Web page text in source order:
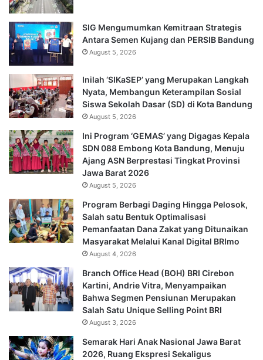
SIG Mengumumkan Kemitraan Strategis
Antara Semen Kujang dan PERSIB Bandung
August 5, 2026
Inilah ‘SIKaSEP’ yang Merupakan Langkah
Nyata, Membangun Keterampilan Sosial
Siswa Sekolah Dasar (SD) di Kota Bandung
August 5, 2026
Ini Program ‘GEMAS’ yang Digagas Kepala
SDN 088 Embong Kota Bandung, Menuju
Ajang ASN Berprestasi Tingkat Provinsi
Jawa Barat 2026
August 5, 2026
Program Berbagi Daging Hingga Pelosok,
Salah satu Bentuk Optimalisasi
Pemanfaatan Dana Zakat yang Ditunaikan
Masyarakat Melalui Kanal Digital BRImo
August 4, 2026
Branch Office Head (BOH) BRI Cirebon
Kartini, Andrie Vitra, Menyampaikan
Bahwa Segmen Pensiunan Merupakan
Salah Satu Unique Selling Point BRI
August 3, 2026
Semarak Hari Anak Nasional Jawa Barat
2026, Ruang Ekspresi Sekaligus